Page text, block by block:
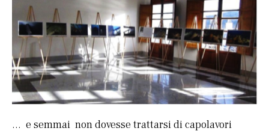
… e semmai non dovesse trattarsi di capolavori